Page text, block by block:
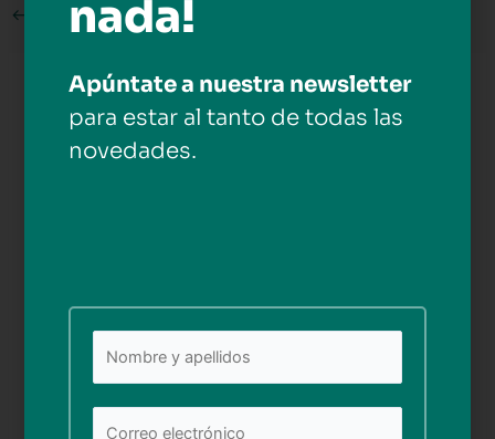
← Medios anterior
Deja una respuesta
Tu dirección de correo electrónico no será publicada.
nada!
Apúntate a nuestra newsletter
para estar al tanto de todas las
novedades.